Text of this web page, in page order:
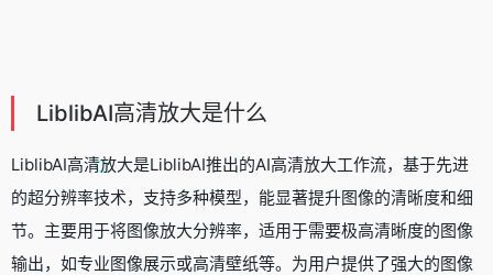
LiblibAI高清放大是什么
LiblibAI高清放大是LiblibAI推出的AI高清放大工作流，基于先进
的超分辨率技术，支持多种模型，能显著提升图像的清晰度和细
节。主要用于将图像放大分辨率，适用于需要极高清晰度的图像
输出，如专业图像展示或高清壁纸等。为用户提供了强大的图像